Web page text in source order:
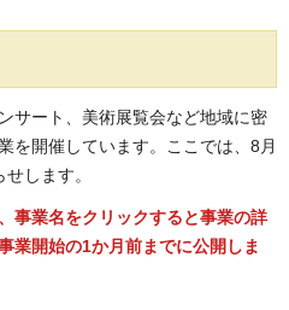
サート、美術展覧会など地域に密
を開催しています。ここでは、8月
します。
事業名をクリックすると事業の詳
業開始の1か月前までに公開しま